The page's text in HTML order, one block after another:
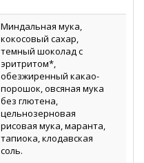
Миндальная мука,
кокосовый сахар,
темный шоколад с
эритритом*,
обезжиренный какао-
порошок, овсяная мука
без глютена,
цельнозерновая
рисовая мука, маранта,
тапиока, клодавская
соль.